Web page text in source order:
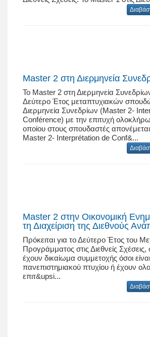
Master 2 στη Διερμηνεία
Το Master 2 στη Διερμηνεία Συνεδρίων
Δεύτερο Έτος μεταπτυχιακών
Διερμηνεία Συνεδρίων (Master 2-
Conférence) με την επιτυχή
οποίου στους σπουδαστές
Master 2- Interprétation de Conf&...
Master 2 στην Οικονομική
τη Διαχείριση της Διεθνούς
Πρόκειται για το Δεύτερο Έτος του
Προγράμματος στις Διεθνείς Σχέσεις,
έχουν δικαίωμα συμμετοχής όσοι
πανεπιστημιακού πτυχίου ή έχουν
επιτ&upsi...